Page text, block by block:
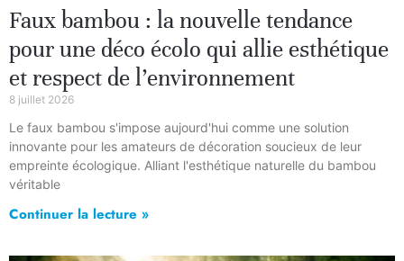
Faux bambou : la nouvelle tendance
pour une déco écolo qui allie esthétique
et respect de l’environnement
8 juillet 2026
Le faux bambou s'impose aujourd'hui comme une solution
innovante pour les amateurs de décoration soucieux de leur
empreinte écologique. Alliant l'esthétique naturelle du bambou
véritable
Continuer la lecture »